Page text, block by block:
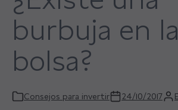
burbuja en la
bolsa?
Consejos para invertir 24/10/2017